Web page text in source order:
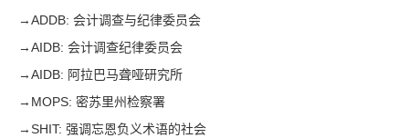
→ADDB: 会计调查与纪律委员会
→AIDB: 会计调查纪律委员会
→AIDB: 阿拉巴马聋哑研究所
→ MOPS: 密苏里州检察署
→SHIT: 强调忘恩负义术语的社会